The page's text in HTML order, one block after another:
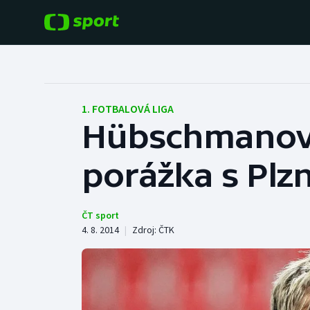
Hokej
Tenis
Cyklistika
Baseball a softbal
Basketbal
Boby a skeleton
1. FOTBALOVÁ LIGA
porážka s
ČT sport
4. 8. 2014 | Zdroj: ČTK